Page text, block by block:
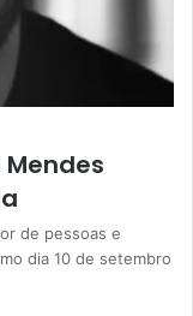
de pessoas e
dia 10 de setembro